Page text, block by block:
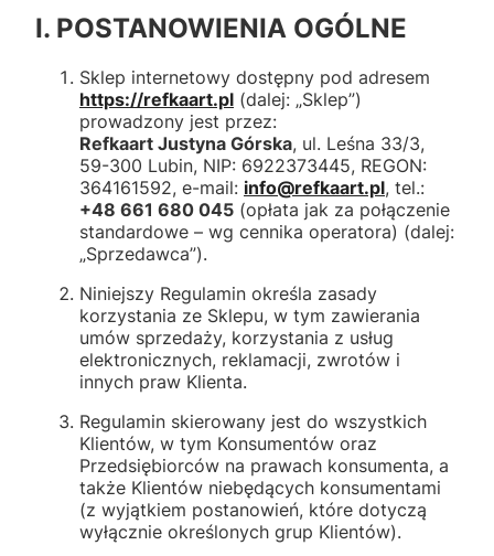
I. POSTANOWIENIA OGÓLNE
Sklep internetowy dostępny pod adresem
https://refkaart.pl (dalej: „Sklep”)
prowadzony jest przez:
Refkaart Justyna Górska, ul. Leśna 33/3,
59-300 Lubin, NIP: 6922373445, REGON:
364161592, e-mail: info@refkaart.pl, tel.:
+48 661 680 045 (opłata jak za połączenie
standardowe – wg cennika operatora) (dalej:
„Sprzedawca”).
Niniejszy Regulamin określa zasady
korzystania ze Sklepu, w tym zawierania
umów sprzedaży, korzystania z usług
elektronicznych, reklamacji, zwrotów i
innych praw Klienta.
Regulamin skierowany jest do wszystkich
Klientów, w tym Konsumentów oraz
Przedsiębiorców na prawach konsumenta, a
także Klientów niebędących konsumentami
(z wyjątkiem postanowień, które dotyczą
wyłącznie określonych grup Klientów).